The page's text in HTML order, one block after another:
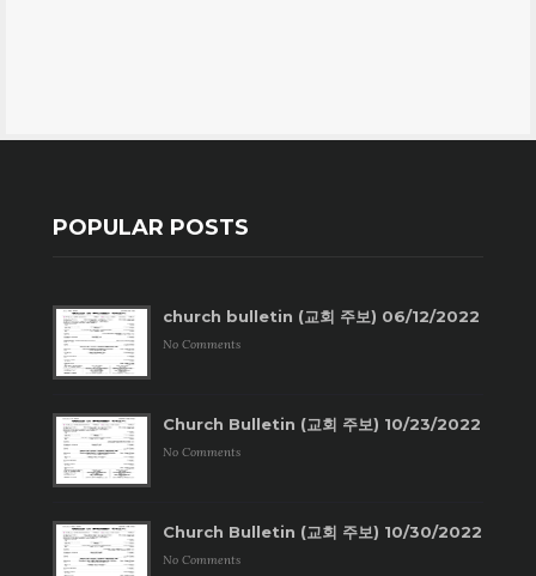
POPULAR POSTS
church bulletin (교회 주보) 06/12/2022
No Comments
Church Bulletin (교회 주보) 10/23/2022
No Comments
Church Bulletin (교회 주보) 10/30/2022
No Comments